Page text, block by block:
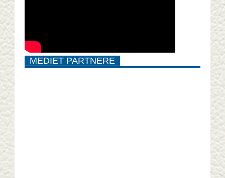
MEDIET PARTNERE